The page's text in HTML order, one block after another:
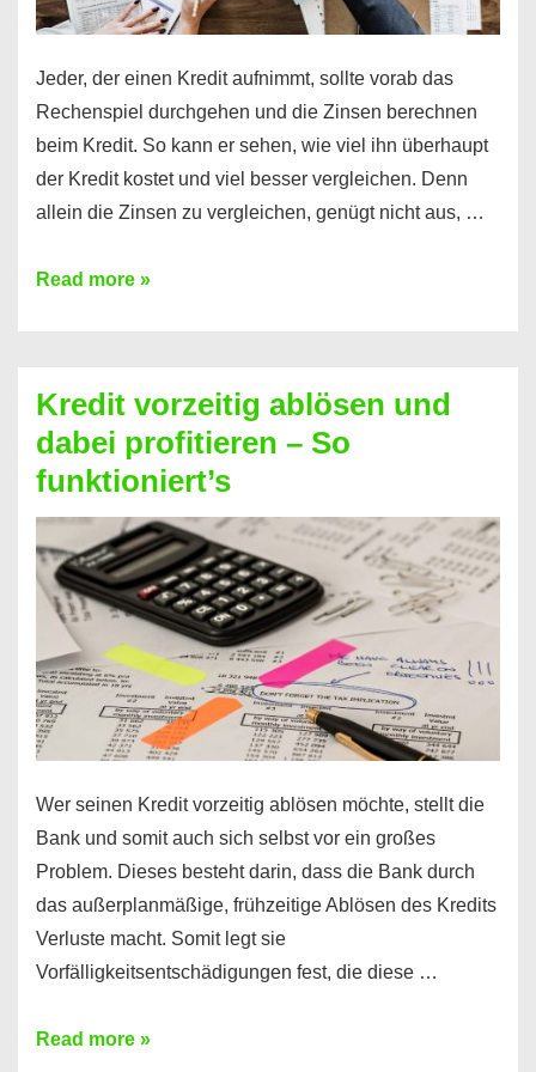
Jeder, der einen Kredit aufnimmt, sollte vorab das
Rechenspiel durchgehen und die Zinsen berechnen
beim Kredit. So kann er sehen, wie viel ihn überhaupt
der Kredit kostet und viel besser vergleichen. Denn
allein die Zinsen zu vergleichen, genügt nicht aus, …
Ganz
Kredit
berechnen
–
Mit
diesen
Regeln!
Read more »
Kredit vorzeitig ablösen und
dabei profitieren – So
funktioniert’s
Wer seinen Kredit vorzeitig ablösen möchte, stellt die
Bank und somit auch sich selbst vor ein großes
Problem. Dieses besteht darin, dass die Bank durch
das außerplanmäßige, frühzeitige Ablösen des Kredits
Verluste macht. Somit legt sie
Vorfälligkeitsentschädigungen fest, die diese …
Kredit
Read more »